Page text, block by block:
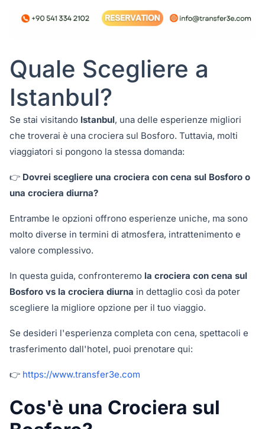
Quale Scegliere a
Istanbul?
Se stai visitando Istanbul, una delle esperienze migliori
che troverai è una crociera sul Bosforo. Tuttavia, molti
viaggiatori si pongono la stessa domanda:
👉 Dovrei scegliere una crociera con cena sul Bosforo o
una crociera diurna?
Entrambe le opzioni offrono esperienze uniche, ma sono
molto diverse in termini di atmosfera, intrattenimento e
valore complessivo.
In questa guida, confronteremo la crociera con cena sul
Bosforo vs la crociera diurna in dettaglio così da poter
scegliere la migliore opzione per il tuo viaggio.
Se desideri l'esperienza completa con cena, spettacoli e
trasferimento dall'hotel, puoi prenotare qui:
👉 https://www.transfer3e.com
Cos'è una Crociera sul